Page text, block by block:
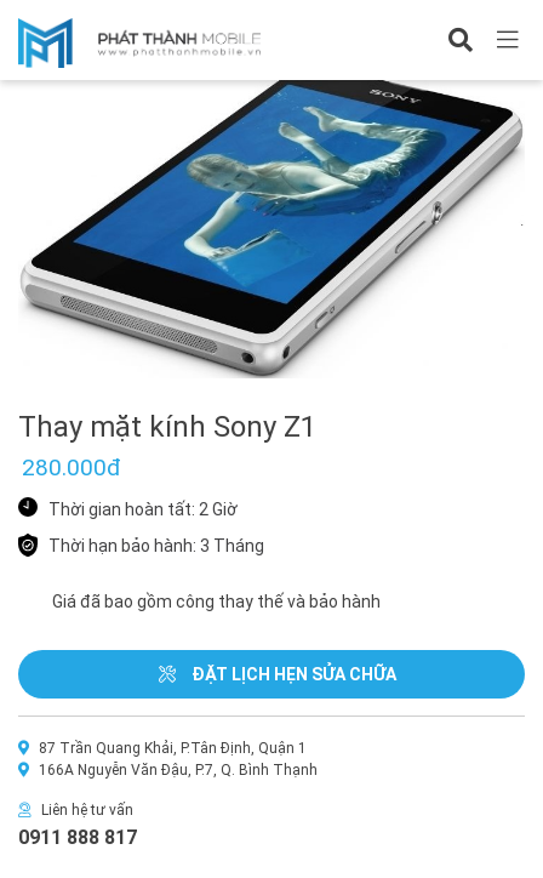
Sửa Sony
Thay mặt kính Sony Z1
280.000đ
Thời gian hoàn tất: 2 Giờ
Thời hạn bảo hành: 3 Tháng
Giá đã bao gồm công thay thế và bảo hành
ĐẶT LỊCH HẸN SỬA CHỮA
87 Trần Quang Khải, P.Tân Định, Quận 1
166A Nguyễn Văn Đậu, P.7, Q. Bình Thạnh
Liên hệ tư vấn
0911 888 817